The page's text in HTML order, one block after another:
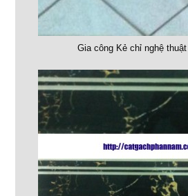
Gia công Kẻ chỉ nghệ